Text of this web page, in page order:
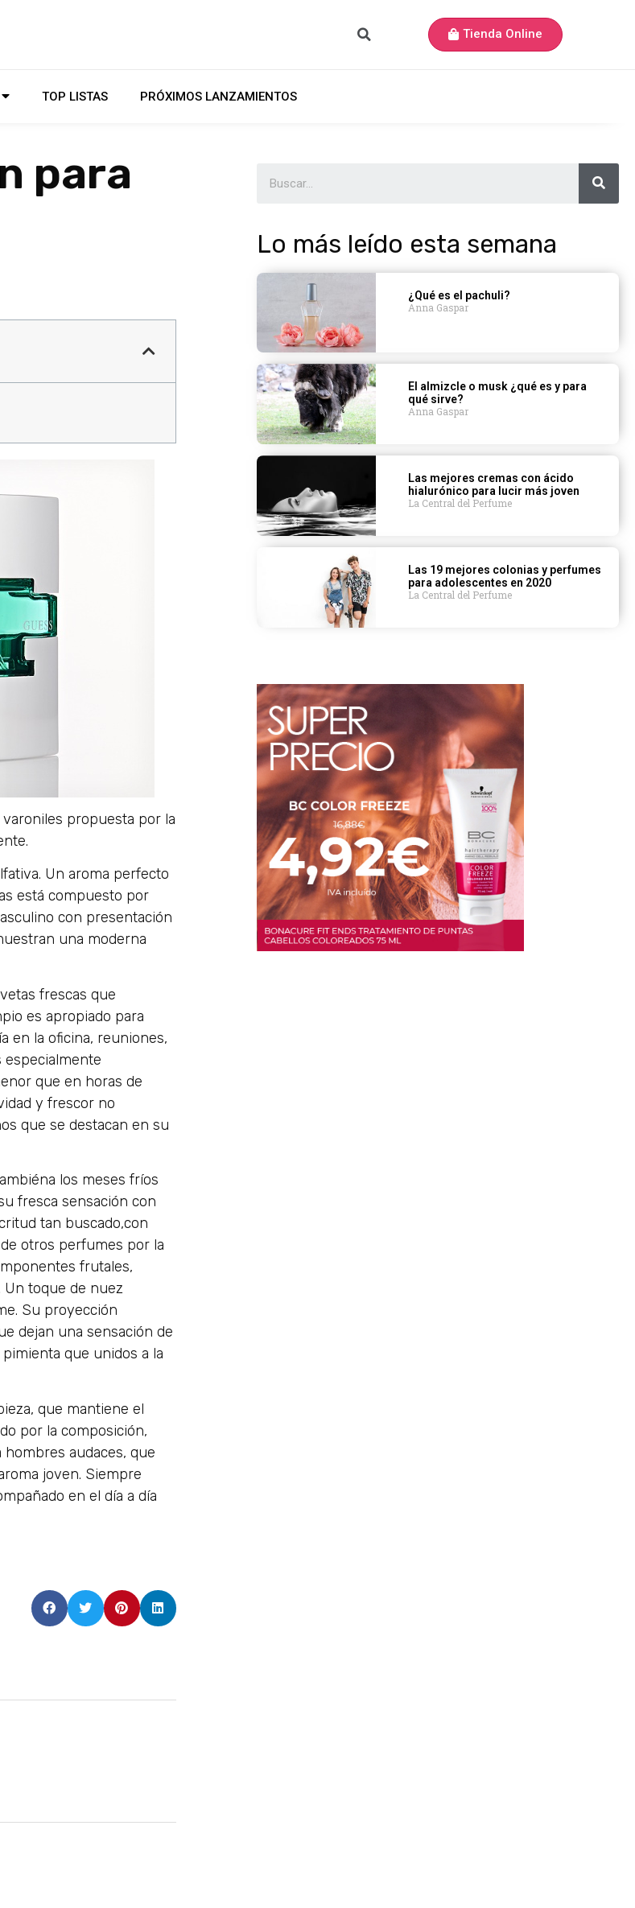
Tienda Online
TOP LISTAS PRÓXIMOS LANZAMIENTOS
para
propuesta por la
Un aroma perfecto
está compuesto por
con presentación
una moderna
frescas que
es apropiado para
en la oficina, reuniones,
especialmente
que en horas de
y frescor no
que se destacan en su
los meses fríos
fresca sensación con
tan buscado,con
otros perfumes por la
frutales,
Un toque de nuez
Su proyección
dejan una sensación de
que unidos a la
que mantiene el
por la composición,
audaces, que
joven. Siempre
en el día a día
Lo más leído esta semana
¿Qué es el pachuli?
Anna Gaspar
El almizcle o musk ¿qué es y para
qué sirve?
Anna Gaspar
Las mejores cremas con ácido
hialurónico para lucir más joven
La Central del Perfume
Las 19 mejores colonias y perfumes
para adolescentes en 2020
La Central del Perfume